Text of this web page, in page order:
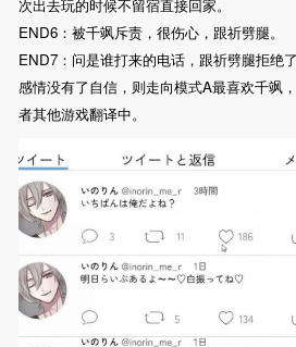
次出去玩的时候不留宿直接回家。
END6：被千飒斥责，很伤心，跟祈劈腿。
END7：问是谁打来的电话，跟祈劈腿拒绝
感情没有了自信，则走向模式A最喜欢千飒
者其他游戏翻译中。